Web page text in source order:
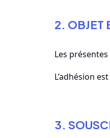
2. OBJET
Les
L’adhésion
3.